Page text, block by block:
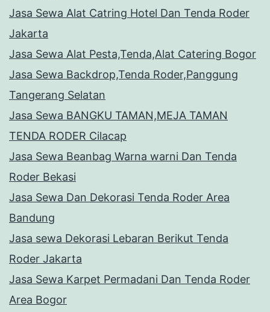
Jasa Sewa Alat Catring Hotel Dan Tenda Roder
Jakarta
Jasa Sewa Alat Pesta,Tenda,Alat Catering Bogor
Jasa Sewa Backdrop,Tenda Roder,Panggung
Tangerang Selatan
Jasa Sewa BANGKU TAMAN,MEJA TAMAN
TENDA RODER Cilacap
Jasa Sewa Beanbag Warna warni Dan Tenda
Roder Bekasi
Jasa Sewa Dan Dekorasi Tenda Roder Area
Bandung
Jasa sewa Dekorasi Lebaran Berikut Tenda
Roder Jakarta
Jasa Sewa Karpet Permadani Dan Tenda Roder
Area Bogor